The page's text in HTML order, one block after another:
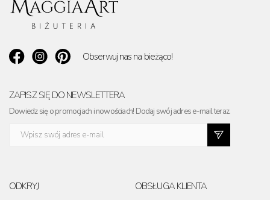
Obserwuj nas na bieżąco!
ZAPISZ SIĘ DO NEWSLETTERA
Dowiedz się o promocjach i nowościach! Dodaj swój adres e-mail teraz.
ODKRYJ OBSŁUGA KLIENTA